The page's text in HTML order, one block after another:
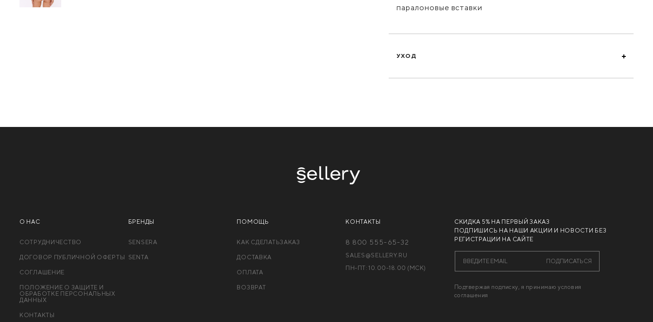
паралоновые вставки
УХОД
О НАС
СОТРУДНИЧЕСТВО
ДОГОВОР ПУБЛИЧНОЙ ОФЕРТЫ
СОГЛАШЕНИЕ
ПОЛОЖЕНИЕ О ЗАЩИТЕ И
ОБРАБОТКЕ ПЕРСОНАЛЬНЫХ
ДАННЫХ
КОНТАКТЫ
БРЕНДЫ
SENSERA
SENTA
ПОМОЩЬ
КАК СДЕЛАТЬЗАКАЗ
ДОСТАВКА
ОПЛАТА
ВОЗВРАТ
КОНТАКТЫ
8 800 555-65-32
SALES@SELLERY.RU
ПН-ПТ: 10.00-18.00 (МCК)
СКИДКА 5% НА ПЕРВЫЙ ЗАКАЗ
ПОДПИШИСЬ НА НАШИ АКЦИИ И НОВОСТИ БЕЗ
РЕГИСТРАЦИИ НА САЙТЕ
ПОДПИСАТЬСЯ
Подтвержая подписку, я принимаю условия
соглашения